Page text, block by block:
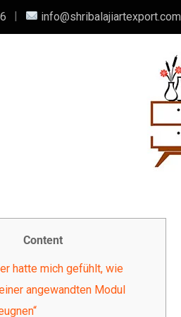
info@shribalajiartexport.com
Content
hatte mich gefühlt, wie
angewandten Modul